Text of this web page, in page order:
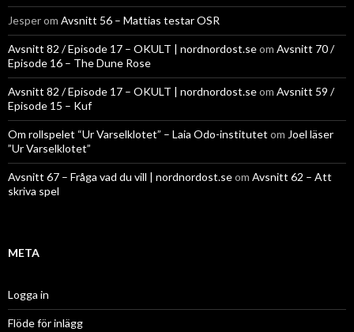
Jesperom Avsnitt 56 – Mattias testar OSR
Avsnitt 82 / Episode 17 – OKULT | nordnordost.seom Avsnitt 70 /
Episode 16 – The Dune Rose
Avsnitt 82 / Episode 17 – OKULT | nordnordost.seom Avsnitt 59 /
Episode 15 – Kuf
Om rollspelet “Ur Varselklotet” – Laia Odo-institutet om Joel läser
”Ur Varselklotet”
Avsnitt 67 – Fråga vad du vill | nordnordost.seom Avsnitt 62 – Att
skriva spel
META
Logga in
Flöde för inlägg